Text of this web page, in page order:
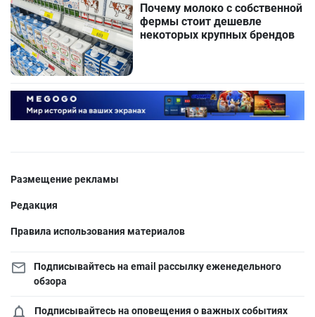
Почему молоко с собственной
фермы стоит дешевле
некоторых крупных брендов
Размещение рекламы
Редакция
Правила использования материалов
Подписывайтесь на email рассылку еженедельного
обзора
Подписывайтесь на оповещения о важных событиях